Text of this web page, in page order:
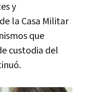
y
la Casa Militar
que
custodia del